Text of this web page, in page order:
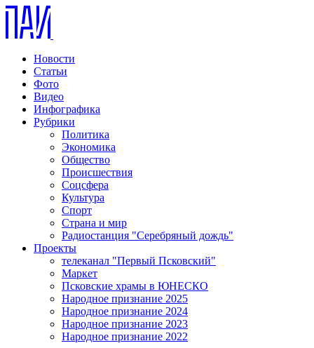
Новости
Статьи
Фото
Видео
Инфографика
Рубрики
Политика
Экономика
Общество
Происшествия
Соцсфера
Культура
Спорт
Страна и мир
Радиостанция "Серебряный дождь"
Проекты
телеканал "Первый Псковский"
Маркет
Псковские храмы в ЮНЕСКО
Народное признание 2025
Народное признание 2024
Народное признание 2023
Народное признание 2022